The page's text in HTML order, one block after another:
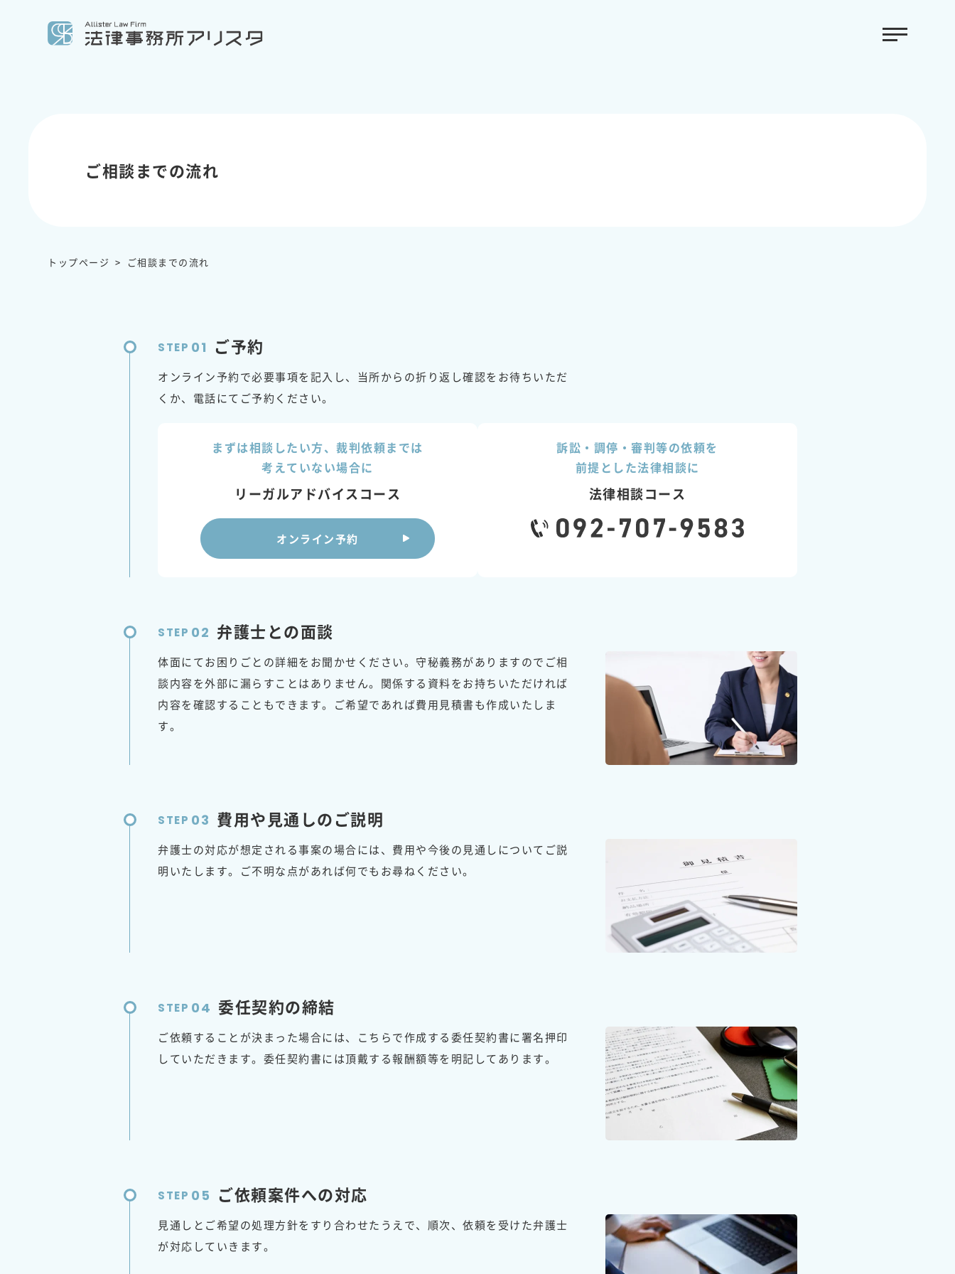
ご相談までの流れ
トップページ ご相談までの流れ
STEP 01 ご予約
オンライン予約で必要事項を記入し、当所からの折り返し確認をお待ちいただ
くか、電話にてご予約ください。
まずは相談したい方、裁判依頼までは
考えていない場合に
リーガルアドバイスコース
オンライン予約
訴訟・調停・審判等の依頼を
前提とした法律相談に
法律相談コース
STEP 02 弁護士との面談
体面にてお困りごとの詳細をお聞かせください。守秘義務がありますのでご相
談内容を外部に漏らすことはありません。関係する資料をお持ちいただければ
内容を確認することもできます。ご希望であれば費用見積書も作成いたしま
す。
STEP 03 費用や見通しのご説明
弁護士の対応が想定される事案の場合には、費用や今後の見通しについてご説
明いたします。ご不明な点があれば何でもお尋ねください。
STEP 04 委任契約の締結
ご依頼することが決まった場合には、こちらで作成する委任契約書に署名押印
していただきます。委任契約書には頂戴する報酬額等を明記してあります。
STEP 05 ご依頼案件への対応
見通しとご希望の処理方針をすり合わせたうえで、順次、依頼を受けた弁護士
が対応していきます。